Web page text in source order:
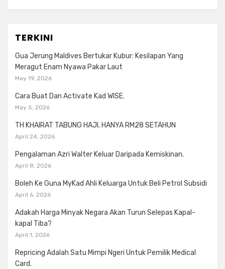
TERKINI
Gua Jerung Maldives Bertukar Kubur: Kesilapan Yang
Meragut Enam Nyawa Pakar Laut
May 19, 2026
Cara Buat Dan Activate Kad WISE.
May 5, 2026
TH KHAIRAT TABUNG HAJI. HANYA RM28 SETAHUN
April 24, 2026
Pengalaman Azri Walter Keluar Daripada Kemiskinan.
April 8, 2026
Boleh Ke Guna MyKad Ahli Keluarga Untuk Beli Petrol Subsidi
April 6, 2026
Adakah Harga Minyak Negara Akan Turun Selepas Kapal-
kapal Tiba?
April 1, 2026
Repricing Adalah Satu Mimpi Ngeri Untuk Pemilik Medical
Card.